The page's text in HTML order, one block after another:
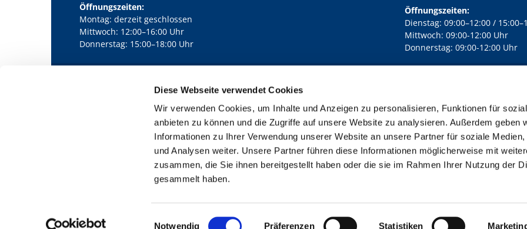
Diese Webseite verwendet Cookies
Wir verwenden Cookies, um Inhalte und Anzeigen zu personalisieren, Funktionen für
anbieten zu können und die Zugriffe auf unsere Website zu analysieren. Außerdem geben
Informationen zu Ihrer Verwendung unserer Website an unsere Partner für soziale Medien,
und Analysen weiter. Unsere Partner führen diese Informationen möglicherweise mit
zusammen, die Sie ihnen bereitgestellt haben oder die sie im Rahmen Ihrer Nutzung der
gesammelt haben.
Notwendig Präferenzen Statistiken
Öffnungszeiten:
Montag: derzeit geschlossen
Mittwoch: 12:00–16:00 Uhr
Donnerstag: 15:00–18:00 Uhr
Öffnungszeiten:
Dienstag: 09:00–12:00 /
Mittwoch: 09:00-12:00 Uhr
Donnerstag: 09:00-12:00 Uhr
Kath. Kirchengemeinde Pfarrei Bernhard Lichtenberg Berlin-Mitte · Yorckstr. 88C, 10965 Berlin
Kontaktinformationen Impressum